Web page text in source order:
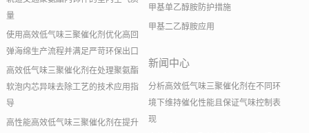
量
使用高效低气味三聚催化剂优化高回
弹海绵生产流程并满足严苛环保出口
高效低气味三聚催化剂在处理聚氨酯
软泡内芯异味去除工艺的技术应用指
导
高性能高效低气味三聚催化剂在提升
甲基单乙醇胺防护措施
甲基二乙醇胺应用
新闻中心
分析高效低气味三聚催化剂在不同环
境下维持催化性能且保证气味控制表
现